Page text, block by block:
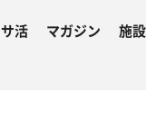
サ活 マガジン 施